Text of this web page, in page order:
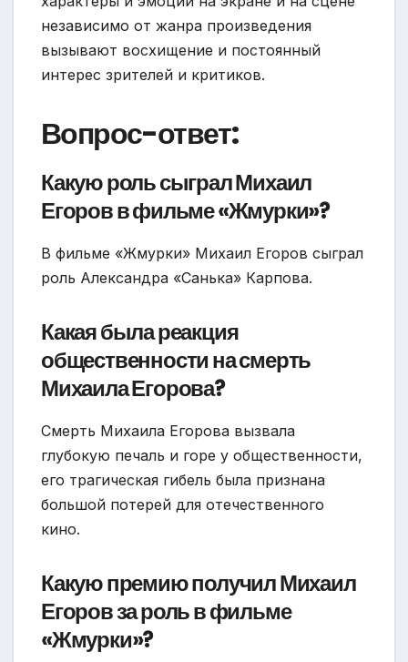
независимо от жанра произведения
вызывают восхищение и постоянный
интерес зрителей и критиков.
Вопрос-ответ:
Какую роль сыграл Михаил
Егоров в фильме «Жмурки»?
В фильме «Жмурки» Михаил Егоров сыграл
роль Александра «Санька» Карпова.
Какая была реакция
общественности на смерть
Михаила Егорова?
Смерть Михаила Егорова вызвала
глубокую печаль и горе у общественности,
его трагическая гибель была признана
большой потерей для отечественного
кино.
Какую премию получил Михаил
Егоров за роль в фильме
«Жмурки»?